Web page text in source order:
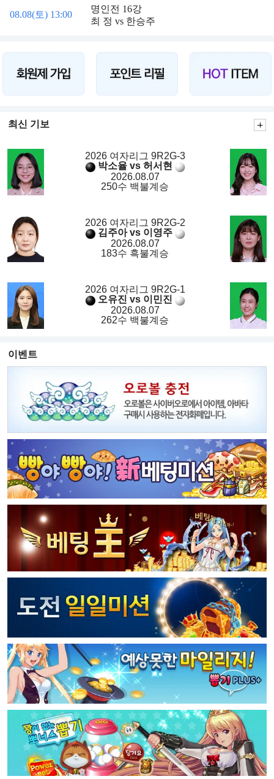
08.08(토) 13:00
명인전 16강
최 정 vs 한승주
최신 기보
2026 여자리그 9R2G-3
박소율 vs 허서현
2026.08.07
250수 백불계승
2026 여자리그 9R2G-2
김주아 vs 이영주
2026.08.07
183수 흑불계승
2026 여자리그 9R2G-1
오유진 vs 이민진
2026.08.07
262수 백불계승
이벤트